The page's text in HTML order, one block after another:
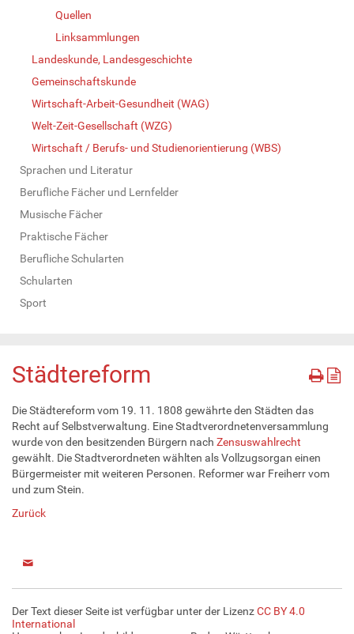
Quellen
Linksammlungen
Landeskunde, Landesgeschichte
Gemeinschaftskunde
Wirtschaft-Arbeit-Gesundheit (WAG)
Welt-Zeit-Gesellschaft (WZG)
Wirtschaft / Berufs- und Studienorientierung (WBS)
Sprachen und Literatur
Berufliche Fächer und Lernfelder
Musische Fächer
Praktische Fächer
Berufliche Schularten
Schularten
Sport
Städtereform
Die Städtereform vom 19. 11. 1808 gewährte den Städten das
Recht auf Selbstverwaltung. Eine Stadtverordnetenversammlung
wurde von den besitzenden Bürgern nach Zensuswahlrecht
gewählt. Die Stadtverordneten wählten als Vollzugsorgan einen
Bürgermeister mit weiteren Personen. Reformer war Freiherr vom
und zum Stein.
Zurück
Der Text dieser Seite ist verfügbar unter der LizenzCC BY 4.0
International